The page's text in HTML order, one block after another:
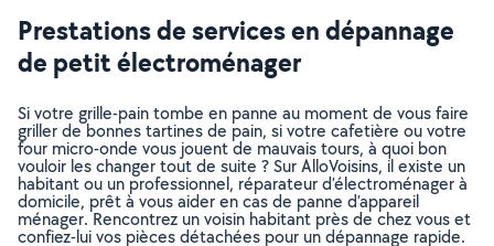
Prestations de services en dépannage
de petit électroménager
Si votre grille-pain tombe en panne au moment de vous faire
griller de bonnes tartines de pain, si votre cafetière ou votre
four micro-onde vous jouent de mauvais tours, à quoi bon
vouloir les changer tout de suite ? Sur AlloVoisins, il existe un
habitant ou un professionnel, réparateur d’électroménager à
domicile, prêt à vous aider en cas de panne d’appareil
ménager. Rencontrez un voisin habitant près de chez vous et
confiez-lui vos pièces détachées pour un dépannage rapide.